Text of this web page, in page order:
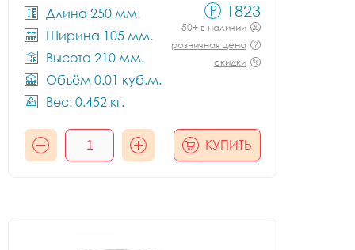
Длина 250 мм.
Ширина 105 мм.
Высота 210 мм.
Объём 0.01 куб.м.
Вес: 0.452 кг.
1823
50+ в наличии
розничная цена
скидки
КУПИТЬ